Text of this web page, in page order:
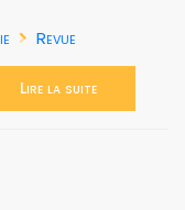
Revue
Lire la suite